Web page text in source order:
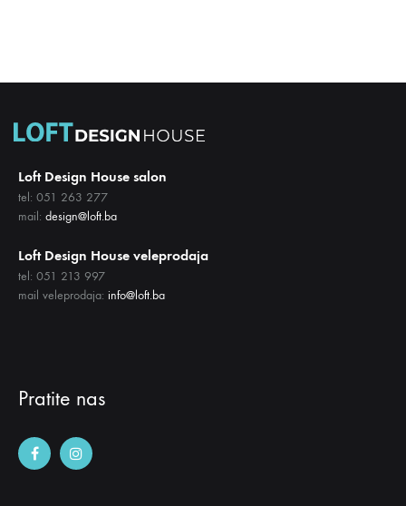
Loft Design House salon
tel: 051 263 277
mail: design@loft.ba
Loft Design House veleprodaja
tel: 051 213 997
mail veleprodaja: info@loft.ba
Pratite nas